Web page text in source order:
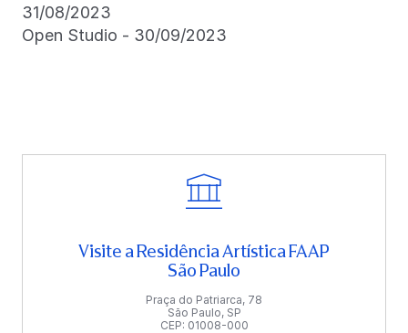
31/08/2023
Open Studio - 30/09/2023
Visite a Residência Artística FAAP
São Paulo
Praça do Patriarca, 78
São Paulo, SP
CEP: 01008-000